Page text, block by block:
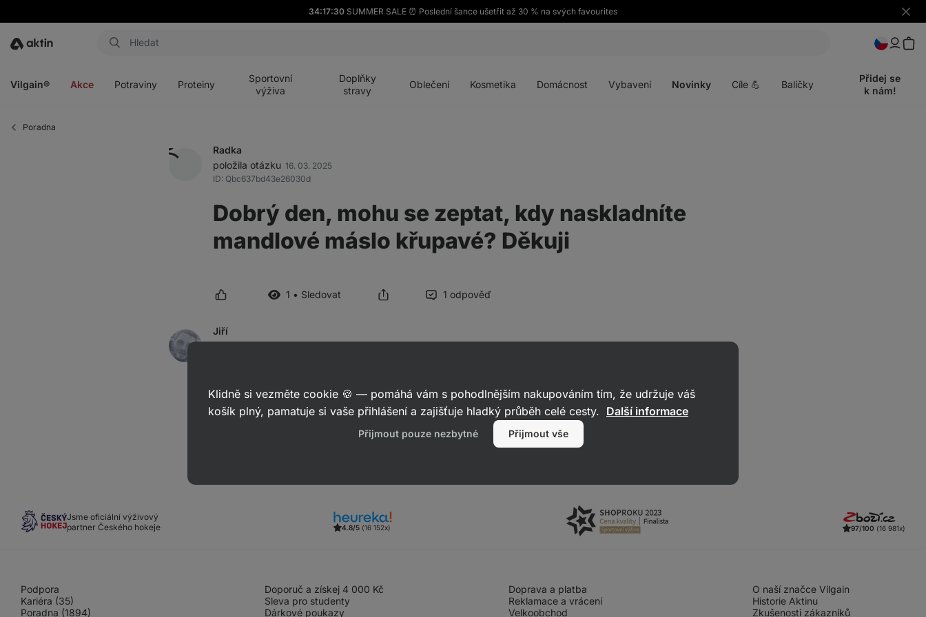
34:17:30 SUMMER SALE ⏰ Poslední šance ušetřit až 30 % na svých favourites
Skrýt
Aktin
Vilgain® Akce Potraviny Proteiny
Sportovní
výživa
Doplňky
stravy
Oblečení Kosmetika Domácnost Vybavení Novinky Cíle 💪 Balíčky
Přidej se
k nám!
Poradna
Radka
položila otázku 16. 03. 2025
ID: Qbc637bd43e26030d
Dobrý den, mohu se zeptat, kdy naskladníte
mandlové máslo křupavé? Děkuji
1 • Sledovat 1 odpověď
Jiří
Reagovat
Jsme oficiální výživový
partner Českého hokeje
4.8/5 (16 152x) 97/100 (16 981x)
Podpora
Kariéra (35)
Poradna (1894)
Doporuč a získej 4 000 Kč
Sleva pro studenty
Dárkové poukazy
Doprava a platba
Reklamace a vrácení
Velkoobchod
O naší značce Vilgain
Historie Aktinu
Zkušenosti zákazníků
Klidně si vezměte cookie 🍪 — pomáhá vám s pohodlnějším nakupováním tím, že udržuje váš
košík plný, pamatuje si vaše přihlášení a zajišťuje hladký průběh celé cesty. Další informace
Přijmout pouze nezbytné Přijmout vše